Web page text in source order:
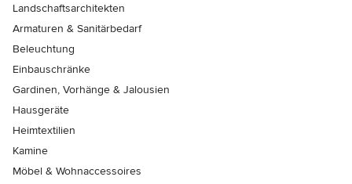
Landschaftsarchitekten
Armaturen & Sanitärbedarf
Beleuchtung
Einbauschränke
Gardinen, Vorhänge & Jalousien
Hausgeräte
Heimtextilien
Kamine
Möbel & Wohnaccessoires